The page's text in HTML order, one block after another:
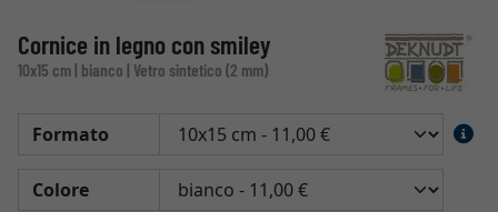
Cornice in legno con smiley
10x15 cm | bianco | Vetro sintetico (2 mm)
Formato
Colore